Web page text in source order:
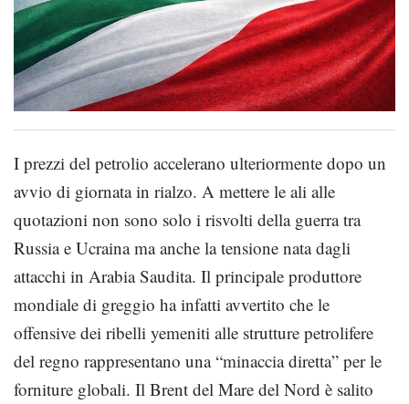
I prezzi del petrolio accelerano ulteriormente dopo un
avvio di giornata in rialzo. A mettere le ali alle
quotazioni non sono solo i risvolti della guerra tra
Russia e Ucraina ma anche la tensione nata dagli
attacchi in Arabia Saudita. Il principale produttore
mondiale di greggio ha infatti avvertito che le
offensive dei ribelli yemeniti alle strutture petrolifere
del regno rappresentano una “minaccia diretta” per le
forniture globali. Il Brent del Mare del Nord è salito